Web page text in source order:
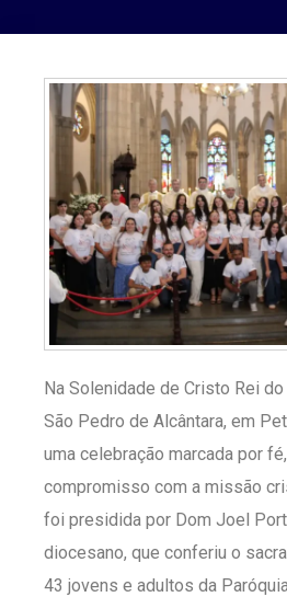
Na Solenidade de Cristo Rei
São Pedro de Alcântara, em
uma celebração marcada por
compromisso com a missão
foi presidida por Dom Joel
diocesano, que conferiu o
43 jovens e adultos da